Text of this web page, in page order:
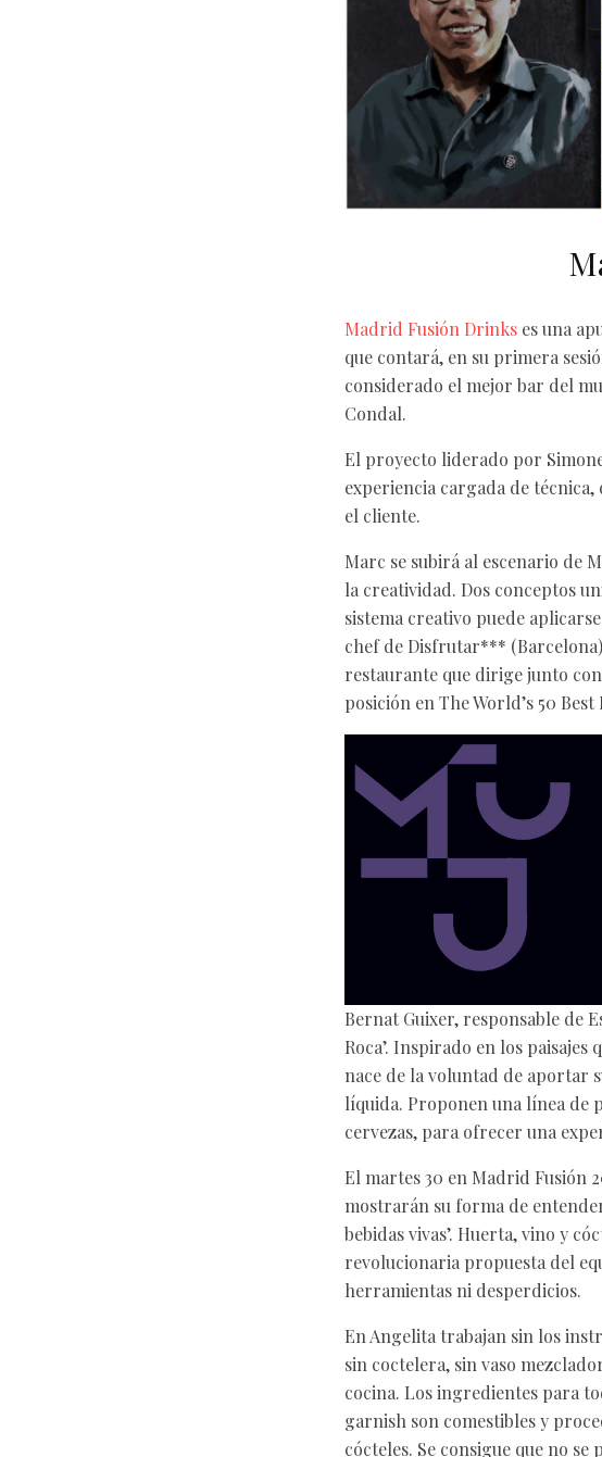
Madrid Fusión Drinks es una
que contará, en su primera
considerado el mejor bar del
Condal.
El proyecto liderado por
experiencia cargada de
el cliente.
Marc se subirá al escenario de
la creatividad. Dos conceptos
sistema creativo puede
chef de Disfrutar***
restaurante que dirige junto
posición en The World’s 50
Bernat Guixer, responsable de
Roca’. Inspirado en los paisajes
nace de la voluntad de aportar
líquida. Proponen una línea de
cervezas, para ofrecer una
El martes 30 en Madrid Fusión
mostrarán su forma de
bebidas vivas’. Huerta, vino y
revolucionaria propuesta del
herramientas ni desperdicios.
En Angelita trabajan sin los
sin coctelera, sin vaso
cocina. Los ingredientes para
garnish son comestibles y
cócteles. Se consigue que no